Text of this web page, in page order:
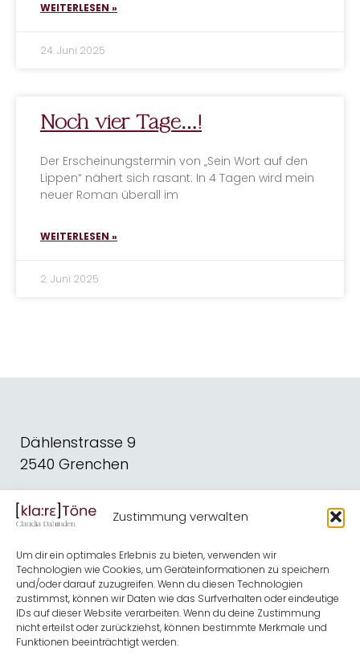
Zustimmung verwalten
Um dir ein optimales Erlebnis zu bieten, verwenden wir
Technologien wie Cookies, um Geräteinformationen zu speichern
und/oder darauf zuzugreifen. Wenn du diesen Technologien
zustimmst, können wir Daten wie das Surfverhalten oder eindeutige
IDs auf dieser Website verarbeiten. Wenn du deine Zustimmung
nicht erteilst oder zurückziehst, können bestimmte Merkmale und
Funktionen beeinträchtigt werden.
WEITERLESEN »
24. Juni 2025
Noch vier Tage…!
Der Erscheinungstermin von „Sein Wort auf den
Lippen“ nähert sich rasant: In 4 Tagen wird mein
neuer Roman überall im
WEITERLESEN »
2. Juni 2025
Dählenstrasse 9
2540 Grenchen
dahindenbooks@quickline.ch
Schreiben
Kirche
Musik
Kontakt
Shop
Termine
Über mich